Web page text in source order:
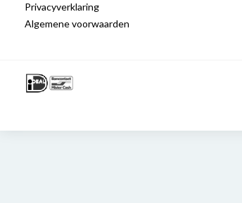
Privacyverklaring
Algemene voorwaarden